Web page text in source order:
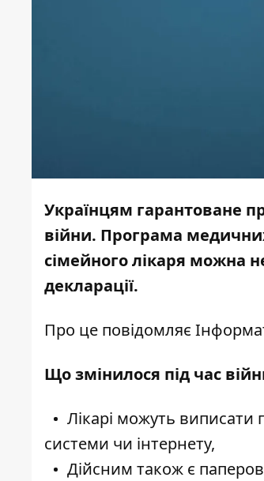
Українцям гарантоване
війни. Програма
сімейного лікаря можна
декларації.
Про це повідомляє
Що змінилося під час
Лікарі можуть
системи чи інтернету,
Дійсним також є